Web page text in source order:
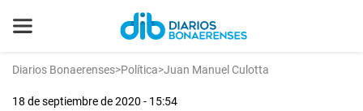
Diarios Bonaerenses>Política>Juan Manuel Culotta
18 de septiembre de 2020 - 15:54